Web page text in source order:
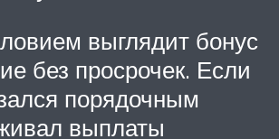
выглядит бонус
без просрочек. Если
порядочным
выплаты